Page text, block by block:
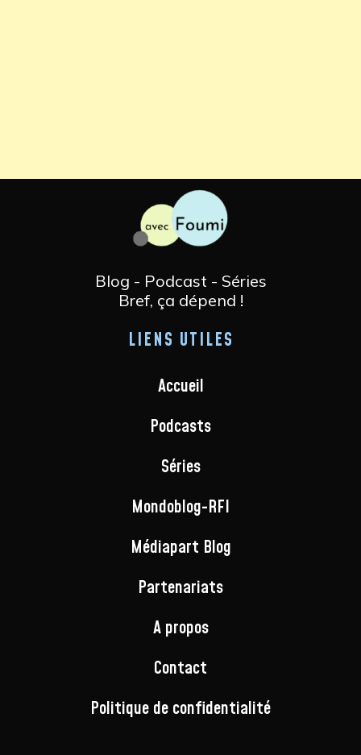
Blog - Podcast - Séries
Bref, ça dépend !
LIENS UTILES
Accueil
Podcasts
Séries
Mondoblog-RFI
Médiapart Blog
Partenariats
A propos
Contact
Politique de confidentialité